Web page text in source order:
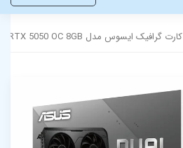
کارت گرافیک ایسوس مدل ASUS Dual RTX 5050 OC 8GB